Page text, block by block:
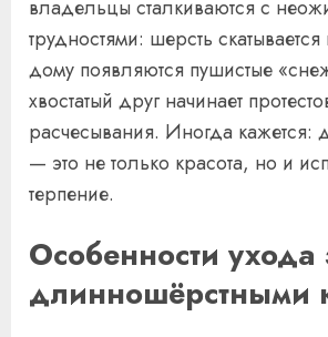
владельцы сталкиваются с
трудностями: шерсть
дому появляются пушистые
хвостатый друг начинает
расчесывания. Иногда кажется:
— это не только красота, но и
терпение.
Особенности ухода
длинношёрстными